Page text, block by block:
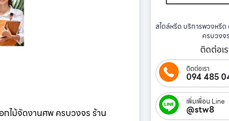
ไม้จัดงานศพ ครบวงจร ร้าน
สไตล์หรีด บริการพวงหรี
ครบวงจร
ติดต่อเ
ติดต่อเรา
094 485
เพิ่มเพื่อน Line
@stw8